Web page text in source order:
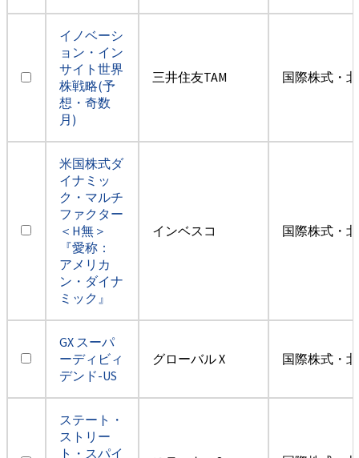
イノベーシ
ョン・イン
サイト世界
株戦略(予
想・奇数
月)
三井住友TAM 国際株式・
米国株式ダ
イナミッ
ク・マルチ
ファクター
＜H無＞
『愛称：
アメリカ
ン・ダイナ
ミック』
インベスコ 国際株式・
GX スーパ
ーディビィ
デンド-US
グローバル X 国際株式・
ステート・
ストリー
ト・スパイ